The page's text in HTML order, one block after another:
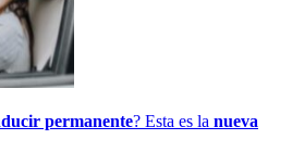
permanente? Esta es la nueva